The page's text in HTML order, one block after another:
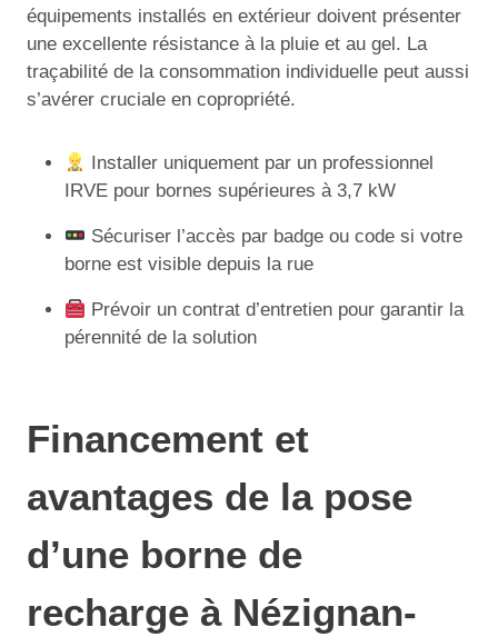
équipements installés en extérieur doivent présenter
une excellente résistance à la pluie et au gel. La
traçabilité de la consommation individuelle peut aussi
s’avérer cruciale en copropriété.
Installer uniquement par un professionnel
IRVE pour bornes supérieures à 3,7 kW
Sécuriser l’accès par badge ou code si votre
borne est visible depuis la rue
Prévoir un contrat d’entretien pour garantir la
pérennité de la solution
Financement et
avantages de la pose
d’une borne de
recharge à Nézignan-